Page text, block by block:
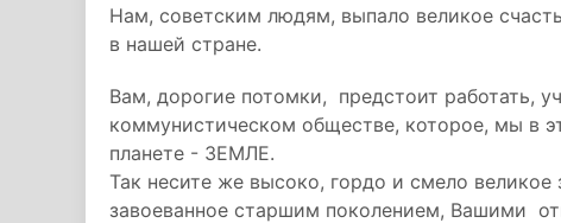
Нам, советским людям, выпало великое
в нашей стране.
Вам, дорогие потомки, предстоит работать,
коммунистическом обществе, которое, мы в
планете - ЗЕМЛЕ.
Так несите же высоко, гордо и смело
завоеванное старшим поколением, Вашими